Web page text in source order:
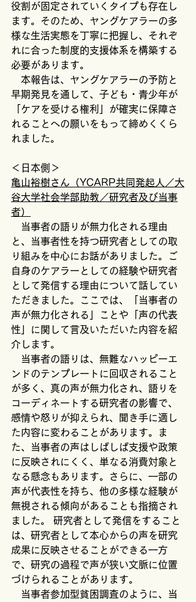
役割が固定されていくタイプも存在し
ます。そのため、ヤングケアラーの多
様な生活実態を丁寧に把握し、それぞ
れに合った制度的支援体系を構築する
必要があります。
本報告は、ヤングケアラーの予防と
早期発見を通して、子ども・青少年が
「ケアを受ける権利」が確実に保障さ
れることへの願いをもって締めくくら
れました。
＜日本側＞
亀山裕樹さん（YCARP共同発起人／大
谷大学社会学部助教／研究者及び当事
者）
当事者の語りが無力化される理由
と、当事者性を持つ研究者としての取
り組みを中心にお話がありました。ご
自身のケアラーとしての経験や研究者
として発信する理由について話してい
ただきました。ここでは、「当事者の
声が無力化される」ことや「声の代表
性」に関して言及いただいた内容を紹
介します。
当事者の語りは、無難なハッピーエ
ンドのテンプレートに回収されること
が多く、真の声が無力化され、語りを
コーディネートする研究者の影響で、
感情や怒りが抑えられ、聞き手に適し
た内容に変わることがあります。ま
た、当事者の声はしばしば支援や政策
に反映されにくく、単なる消費対象と
なる懸念もあります。さらに、一部の
声が代表性を持ち、他の多様な経験が
無視される傾向があることも指摘され
ました。 ​研究者として発信をすること
は、研究者として本心からの声を研究
成果に反映させることができる一方
で、研究の過程で声が狭い文脈に位置
づけられることがあります。
当事者参加型貧困調査のように、当